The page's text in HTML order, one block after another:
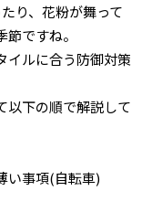
り、花粉が舞って
ですね。
イルに合う防御対策
以下の順で解説して
い事項(自転車)